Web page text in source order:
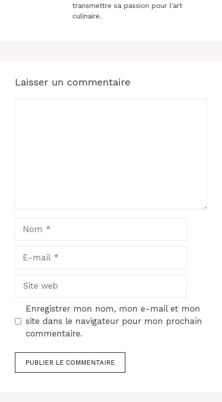
transmettre sa passion pour l'art
culinaire.
Laisser un commentaire
mail
web
Enregistrer mon nom, mon e-mail et mon
site dans le navigateur pour mon prochain
commentaire.